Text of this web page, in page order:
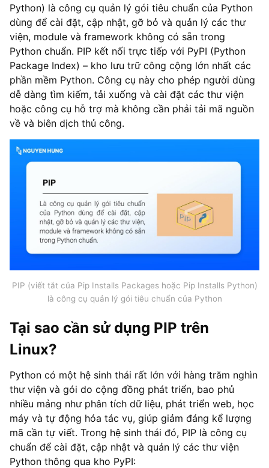
Python) là công cụ quản lý gói tiêu chuẩn của Python
dùng để cài đặt, cập nhật, gỡ bỏ và quản lý các thư
viện, module và framework không có sẵn trong
Python chuẩn. PIP kết nối trực tiếp với PyPI (Python
Package Index) – kho lưu trữ công cộng lớn nhất các
phần mềm Python. Công cụ này cho phép người dùng
dễ dàng tìm kiếm, tải xuống và cài đặt các thư viện
hoặc công cụ hỗ trợ mà không cần phải tải mã nguồn
về và biên dịch thủ công.
PIP (viết tắt của Pip Installs Packages hoặc Pip Installs Python)
là công cụ quản lý gói tiêu chuẩn của Python
Tại sao cần sử dụng PIP trên
Linux?
Python có một hệ sinh thái rất lớn với hàng trăm nghìn
thư viện và gói do cộng đồng phát triển, bao phủ
nhiều mảng như phân tích dữ liệu, phát triển web, học
máy và tự động hóa tác vụ, giúp giảm đáng kể lượng
mã cần tự viết. Trong hệ sinh thái đó, PIP là công cụ
chuẩn để cài đặt, cập nhật và quản lý các thư viện
Python thông qua kho PyPI: